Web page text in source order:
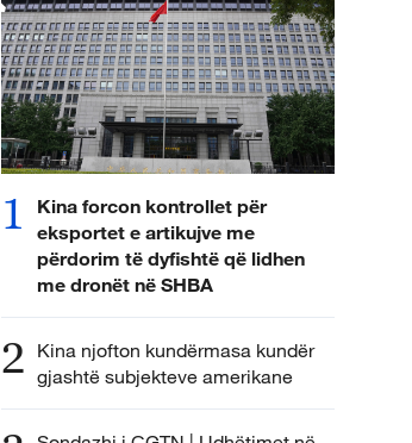
1
Kina forcon kontrollet për
eksportet e artikujve me
përdorim të dyfishtë që lidhen
me dronët në SHBA
2 Kina njofton kundërmasa kundër
gjashtë subjekteve amerikane